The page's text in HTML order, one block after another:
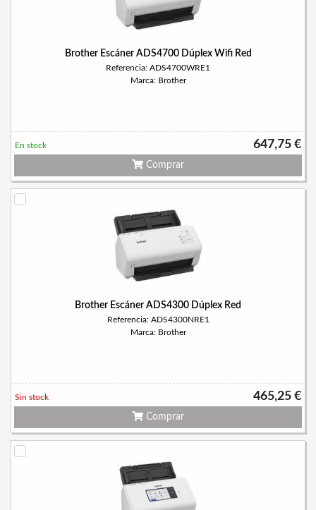
Brother Escáner ADS4700 Dúplex Wifi Red
Referencia: ADS4700WRE1
Marca: Brother
647,75 €
En stock
Comprar
Brother Escáner ADS4300 Dúplex Red
Referencia: ADS4300NRE1
Marca: Brother
465,25 €
Sin stock
Comprar